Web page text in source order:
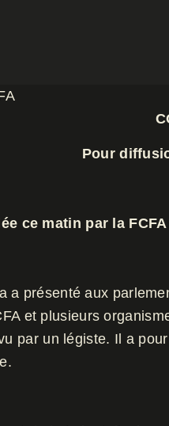
Pour
ce matin par la FCFA
a présenté aux
et plusieurs
par un légiste. Il a